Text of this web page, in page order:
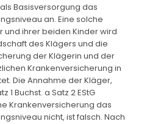
Basisversorgung das
an. Eine solche
und ihrer beiden Kinder wird
des Klägers und die
der Klägerin und der
Krankenversicherung in
Die Annahme der Kläger,
1 Buchst. a Satz 2 EStG
Krankenversicherung das
nicht, ist falsch. Nach